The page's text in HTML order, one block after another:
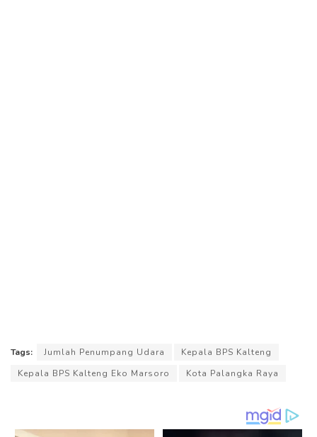
Tags: Jumlah Penumpang Udara
Kepala BPS Kalteng
Kepala BPS Kalteng Eko Marsoro
Kota Palangka Raya